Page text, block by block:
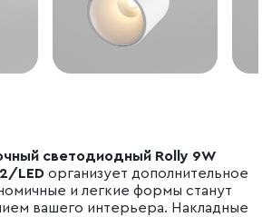
светодиодный Rolly 9W
LED организует дополнительное
и легкие формы станут
вашего интерьера. Накладные